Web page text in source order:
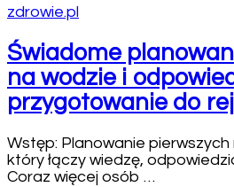
zdrowie.pl
Świadome
na wodzie i
przygotowanie do
Wstęp: Planowanie
który łączy wiedzę,
Coraz więcej osób …